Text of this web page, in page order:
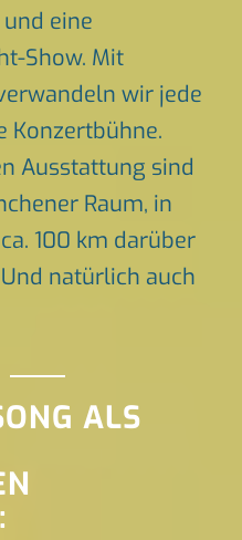
eine
Show. Mit
wir jede
Konzertbühne.
Ausstattung sind
Raum, in
100 km darüber
natürlich auch
ALS